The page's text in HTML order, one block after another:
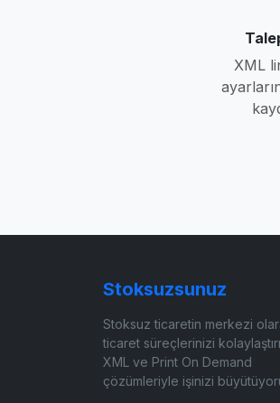
XML
Stoksuzsunuz
Stoksuz ticaretin merkezi
ticaret süreçlerinizi
XML ve Print On Demand
çözümleriyle işinizi